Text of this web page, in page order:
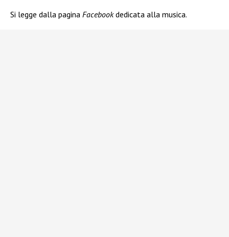
Si legge dalla pagina Facebookdedicata alla musica.